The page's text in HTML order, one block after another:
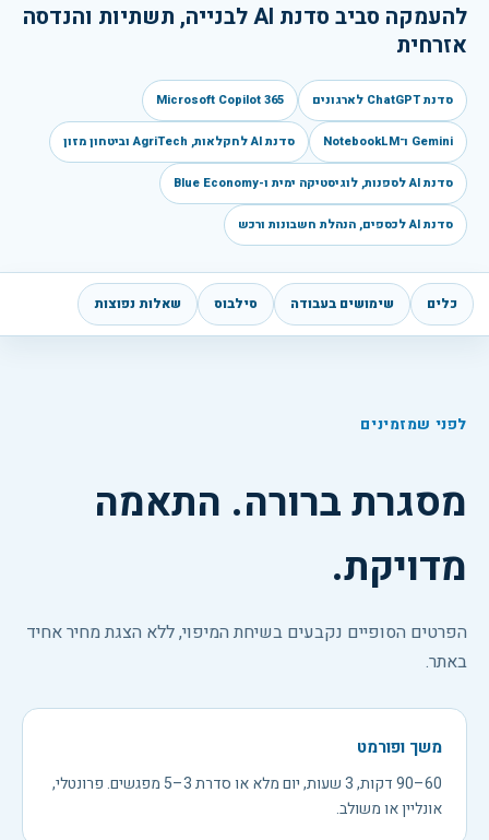
להעמקה סביב
סדנת AI לבנייה, תשתיות והנדסה
אזרחית
סדנת ChatGPT לארגונים Microsoft Copilot 365
Gemini ו־NotebookLM סדנת AI לחקלאות, AgriTech וביטחון מזון
סדנת AI לספנות, לוגיסטיקה ימית ו-Blue Economy
סדנת AI לכספים, הנהלת חשבונות ורכש
כלים שימושים בעבודה סילבוס שאלות נפוצות
לפני שמזמינים
מסגרת ברורה. התאמה
מדויקת.
הפרטים הסופיים נקבעים בשיחת המיפוי, ללא הצגת מחיר אחיד
באתר.
משך ופורמט
60–90 דקות, 3 שעות, יום מלא או סדרת 3–5 מפגשים. פרונטלי,
אונליין או משולב.